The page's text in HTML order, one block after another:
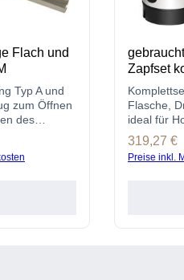
Flach und
Typ A und
zum Öffnen
des
Zapfset
Flasche,
ideal für
kaufen &
Regulärer
319,27 €
Preise inkl.